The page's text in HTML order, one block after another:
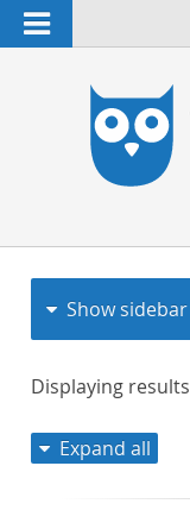
Navigation
Show sidebar
Displaying results
Expand all